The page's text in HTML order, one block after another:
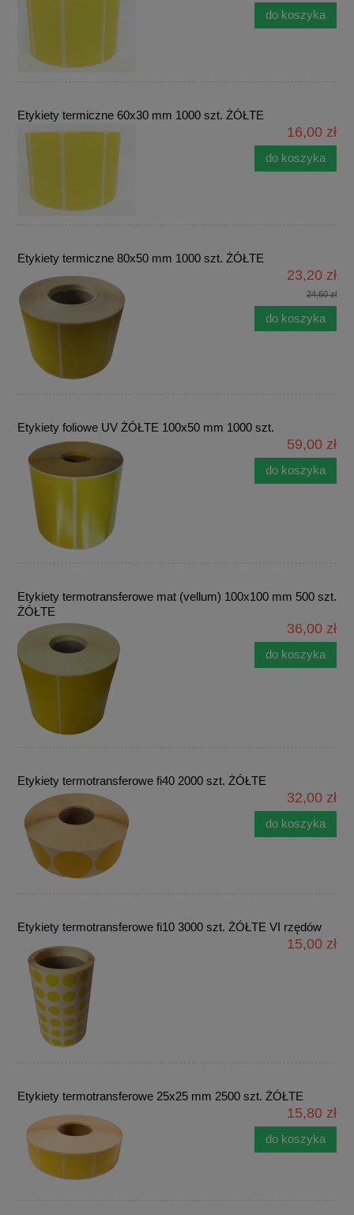
do koszyka
Etykiety termiczne 60x30 mm 1000 szt. ŻÓŁTE
16,00 zł
do koszyka
Etykiety termiczne 80x50 mm 1000 szt. ŻÓŁTE
23,20 zł
24,60 zł
do koszyka
Etykiety foliowe UV ŻÓŁTE 100x50 mm 1000 szt.
59,00 zł
do koszyka
Etykiety termotransferowe mat (vellum) 100x100 mm 500 szt.
ŻÓŁTE
36,00 zł
do koszyka
Etykiety termotransferowe fi40 2000 szt. ŻÓŁTE
32,00 zł
do koszyka
Etykiety termotransferowe fi10 3000 szt. ŻÓŁTE VI rzędów
15,00 zł
Etykiety termotransferowe 25x25 mm 2500 szt. ŻÓŁTE
15,80 zł
do koszyka